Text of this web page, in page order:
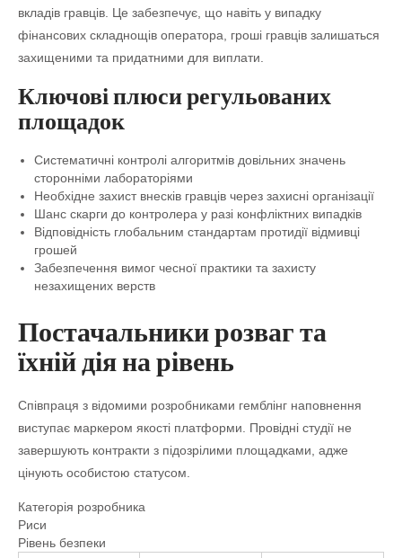
вкладів гравців. Це забезпечує, що навіть у випадку
фінансових складнощів оператора, гроші гравців залишаться
захищеними та придатними для виплати.
Ключові плюси регульованих
площадок
Систематичні контролі алгоритмів довільних значень
сторонніми лабораторіями
Необхідне захист внесків гравців через захисні організації
Шанс скарги до контролера у разі конфліктних випадків
Відповідність глобальним стандартам протидії відмивці
грошей
Забезпечення вимог чесної практики та захисту
незахищених верств
Постачальники розваг та
їхній дія на рівень
Співпраця з відомими розробниками гемблінг наповнення
виступає маркером якості платформи. Провідні студії не
завершують контракти з підозрілими площадками, адже
цінують особистою статусом.
Категорія розробника
Риси
Рівень безпеки